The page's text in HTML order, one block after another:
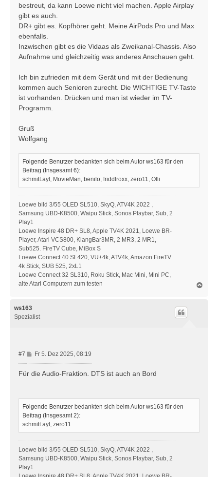
bestreut, da kann Loewe nicht viel machen. Apple Airplay
gibt es auch.
DR+ gibt es. Kopfhörer geht. Meine AirPods Pro und Max
ebenfalls.
Inzwischen gibt es die Vidaas als Zweikanal-Chassis. Also
Aufnahme und gleichzeitig was anderes Anschauen geht.
Ich bin zufrieden mit dem Gerät und mit der Bedienung
kommen auch Senioren zurecht. Die WICHTIGE TV-Taste
ist vorhanden. Drücken und man ist wieder im TV-
Programm.
Gruß
Wolfgang
Folgende Benutzer bedankten sich beim Autor ws163 für den
Beitrag (Insgesamt 6):
schmitt.ayl , MovieMan, benilo, friddlroxx, zero11, Olli
Loewe bild 3/55 OLED SL510, SkyQ, ATV4K 2022 ,
Samsung UBD-K8500, Waipu Stick, Sonos Playbar, Sub, 2
Play1
Loewe Inspire 48 DR+ SL8, Apple TV4K 2021, Loewe BR-
Player, Atari VCS800, KlangBar3MR, 2 MR3, 2 MR1,
Sub525. FireTV Cube, MiBox S
Loewe Connect 40 SL420, VU+4k, ATV4k, Amazon FireTV
4k Stick, SUB 525, 2xL1
Loewe Connect 32 SL310, Roku Stick, Mac Mini, Mini PC,
alte Atari Computern zum testen
ws163
Spezialist
#7
B
e
i
a
g
Fr 5. Dez 2025, 08:19
Für die Audio-Fraktion. DTS ist auch an Bord
Folgende Benutzer bedankten sich beim Autor ws163 für den
Beitrag (Insgesamt 2):
schmitt.ayl , zero11
Loewe bild 3/55 OLED SL510, SkyQ, ATV4K 2022 ,
Samsung UBD-K8500, Waipu Stick, Sonos Playbar, Sub, 2
Play1